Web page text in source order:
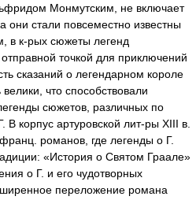
Монмутским, не включает
они стали повсеместно известны
в к-рых сюжеты легенд
точкой для приключений
сказаний о легендарном короле
что способствовали
сюжетов, различных по
В корпус артуровской лит-ры XIII в.
романов, где легенды о Г.
«История о Святом Граале»
о Г. и его чудотворных
переложение романа